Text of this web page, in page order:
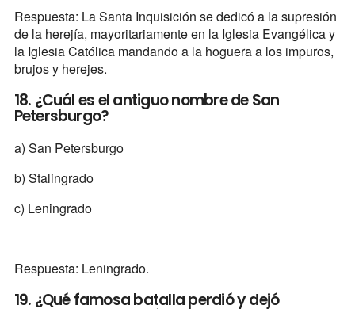
Respuesta: La Santa Inquisición se dedicó a la supresión
de la herejía, mayoritariamente en la Iglesia Evangélica y
la Iglesia Católica mandando a la hoguera a los impuros,
brujos y herejes.
18. ¿Cuál es el antiguo nombre de San
Petersburgo?
a) San Petersburgo
b) Stalingrado
c) Leningrado
Respuesta: Leningrado.
19. ¿Qué famosa batalla perdió y dejó